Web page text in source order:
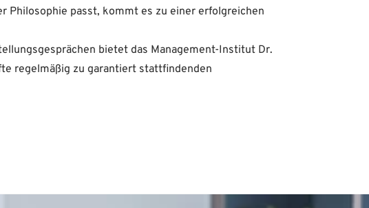
Philosophie passt, kommt es zu einer erfolgreichen
bietet das Management-Institut Dr.
regelmäßig zu garantiert stattfindenden